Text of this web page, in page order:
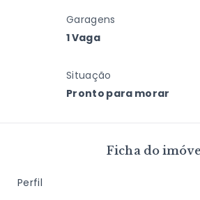
Garagens
1 Vaga
Situação
Pronto para morar
Ficha do
Perfil